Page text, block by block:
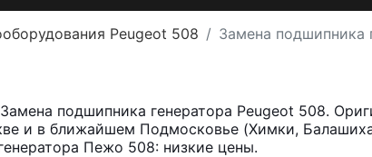
Peugeot 508 Замена подшипника
подшипника генератора Peugeot 508.
и в ближайшем Подмосковье (Химки,
Пежо 508: низкие цены.